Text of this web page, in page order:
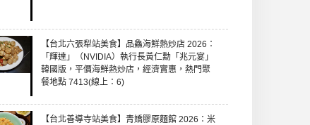
【台北六張犁站美食】品鱻海鮮熱炒店 2026：
「輝達」（NVIDIA）執行長黃仁勳「兆元宴」
韓國版，平價海鮮熱炒店，經濟實惠，熱門聚
餐地點 7413(線上：6)
【台北善導寺站美食】青嬌膠原麵館 2026：米